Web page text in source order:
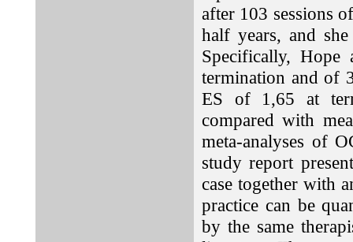
after 103 sessions
half years, and
Specifically,
termination and of
ES of 1,65 at
compared with
meta-analyses of
study report
case together with
practice can be
by the same